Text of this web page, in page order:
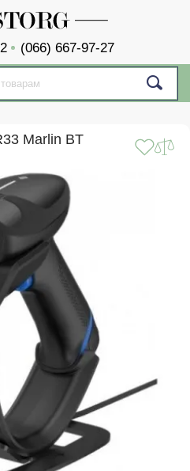
(066) 667-97-27
Marlin BT